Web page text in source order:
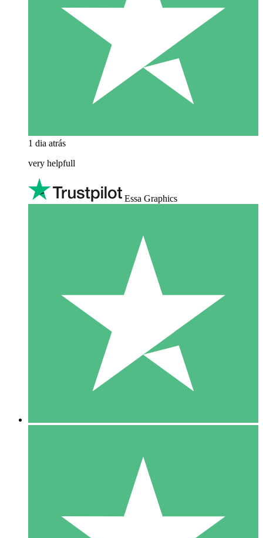
1 dia atrás
very helpfull
Essa Graphics